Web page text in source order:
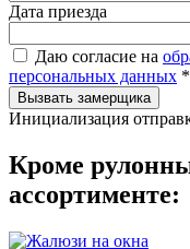
Дата приезда
Даю согласие на
персональных данных *
Вызвать замерщика
Инициализация
Кроме
ассортименте: